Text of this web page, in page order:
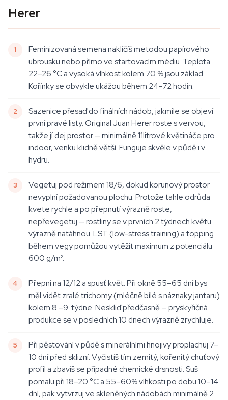
Herer
Feminizovaná semena naklíčíš metodou papírového
ubrousku nebo přímo ve startovacím médiu. Teplota
22–26 °C a vysoká vlhkost kolem 70 % jsou základ.
Kořínky se obvykle ukážou během 24–72 hodin.
Sazenice přesaď do finálních nádob, jakmile se objeví
první pravé listy. Original Juan Herer roste s vervou,
takže jí dej prostor — minimálně 11litrové květináče pro
indoor, venku klidně větší. Funguje skvěle v půdě i v
hydru.
Vegetuj pod režimem 18/6, dokud korunový prostor
nevyplní požadovanou plochu. Protože tahle odrůda
kvete rychle a po přepnutí výrazně roste,
nepřevegetuj — rostliny se v prvních 2 týdnech květu
výrazně natáhnou. LST (low-stress training) a topping
během vegy pomůžou vytěžit maximum z potenciálu
600 g/m².
Přepni na 12/12 a spusť květ. Při okně 55–65 dní bys
měl vidět zralé trichomy (mléčně bílé s náznaky jantaru)
kolem 8.–9. týdne. Neskliď předčasně — pryskyřičná
produkce se v posledních 10 dnech výrazně zrychluje.
Při pěstování v půdě s minerálními hnojivy proplachuj 7–
10 dní před sklizní. Vyčistíš tím zemitý, kořenitý chuťový
profil a zbavíš se případné chemické drsnosti. Suš
pomalu při 18–20 °C a 55–60% vlhkosti po dobu 10–14
dní, pak vytvrzuj ve skleněných nádobách minimálně 2